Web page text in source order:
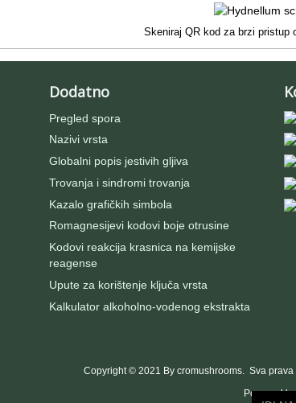
Skeniraj QR kod za brzi pristup
Dodatno
Pregled spora
Nazivi vrsta
Globalni popis jestivih gljiva
Trovanja i sindromi trovanja
Kazalo grafičkih simbola
Romagnesijevi kodovi boje otrusine
Kodovi reakcija krasnica na kemijske
reagense
Upute za korištenje ključa vrsta
Kalkulator alkoholno-vodenog ekstrakta
Copyright © 2021 By cromushrooms. Sva
Powered